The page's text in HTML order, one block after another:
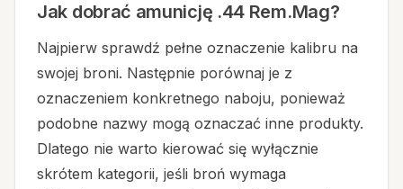
Jak dobrać amunicję .44 Rem.Mag?
Najpierw sprawdź pełne oznaczenie kalibru na
swojej broni. Następnie porównaj je z
oznaczeniem konkretnego naboju, ponieważ
podobne nazwy mogą oznaczać inne produkty.
Dlatego nie warto kierować się wyłącznie
skrótem kategorii, jeśli broń wymaga